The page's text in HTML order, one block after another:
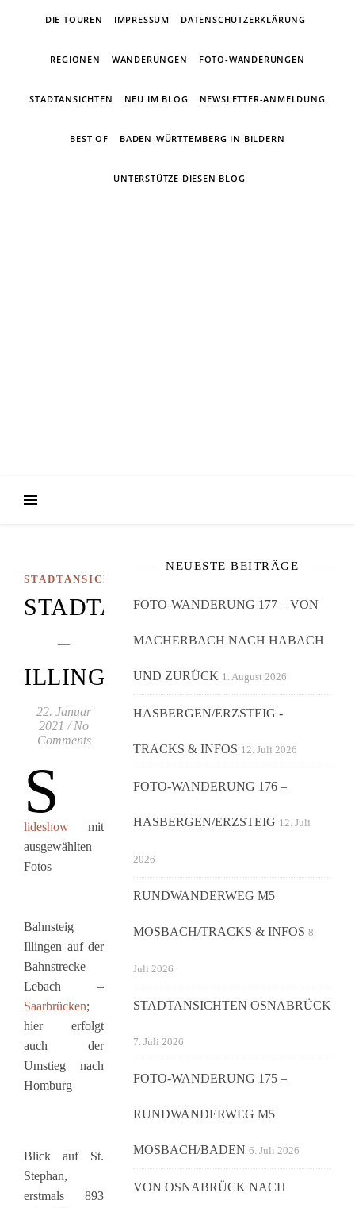
DIE TOUREN IMPRESSUM DATENSCHUTZERKLÄRUNG
REGIONEN WANDERUNGEN FOTO-WANDERUNGEN
STADTANSICHTEN NEU IM BLOG NEWSLETTER-ANMELDUNG
BEST OF BADEN-WÜRTTEMBERG IN BILDERN
UNTERSTÜTZE DIESEN BLOG
STADTANSICHTEN
STADTANSICHTEN/
–
ILLINGEN/SAAR
22. Januar
2021 / No
Comments
S
lideshow mit
ausgewählten
Fotos
Bahnsteig
Illingen auf der
Bahnstrecke
Lebach –
Saarbrücken;
hier erfolgt
auch der
Umstieg nach
Homburg
Blick auf St.
Stephan,
erstmals 893
NEUESTE BEITRÄGE
FOTO-WANDERUNG 177 – VON
MACHERBACH NACH HABACH
UND ZURÜCK 1. August 2026
HASBERGEN/ERZSTEIG -
TRACKS & INFOS 12. Juli 2026
FOTO-WANDERUNG 176 –
HASBERGEN/ERZSTEIG 12. Juli
2026
RUNDWANDERWEG M5
MOSBACH/TRACKS & INFOS 8.
Juli 2026
STADTANSICHTEN OSNABRÜCK
7. Juli 2026
FOTO-WANDERUNG 175 –
RUNDWANDERWEG M5
MOSBACH/BADEN 6. Juli 2026
VON OSNABRÜCK NACH